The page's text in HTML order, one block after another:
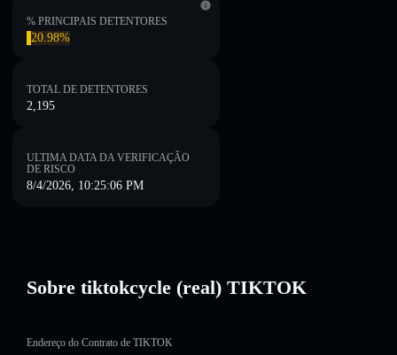
% PRINCIPAIS DETENTORES
20.98%
TOTAL DE DETENTORES
2,195
ULTIMA DATA DA VERIFICAÇÃO
DE RISCO
8/4/2026, 10:25:06 PM
Sobre tiktokcycle (real) TIKTOK
Endereço do Contrato de TIKTOK